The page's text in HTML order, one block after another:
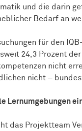
und die darin
Bedarf an
für den
24,3 Prozent
nicht
nicht –
Lernumgebungen
das Projektteam